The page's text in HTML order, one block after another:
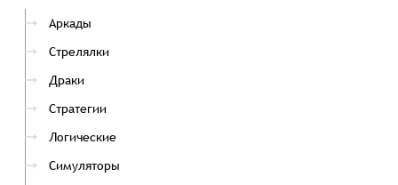
Аркады
Стрелялки
Драки
Стратегии
Логические
Симуляторы